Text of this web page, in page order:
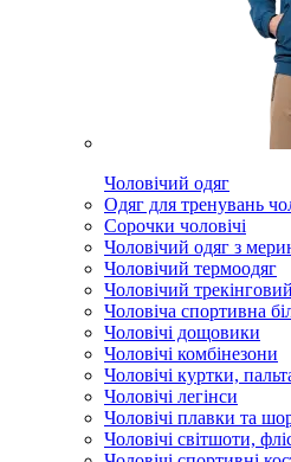
Чоловічий одяг
Одяг для тренувань
Сорочки чоловічі
Чоловічий одяг з
Чоловічий термоодяг
Чоловічий
Чоловіча спортивна
Чоловічі дощовики
Чоловічі комбінезони
Чоловічі куртки,
Чоловічі легінси
Чоловічі плавки та
Чоловічі світшоти,